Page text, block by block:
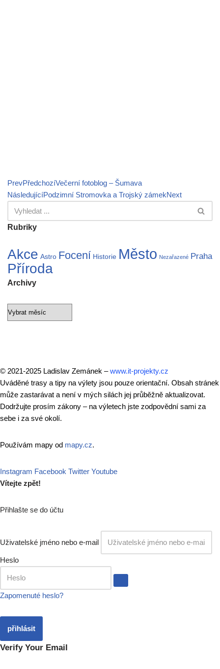
PrevPředchozíVečerní fotoblog – Šumava
NásledujícíPodzimní Stromovka a Trojský zámekNext
Rubriky
Akce Astro Focení Historie Město Nezařazené Praha
Příroda
Archivy
© 2021-2025 Ladislav Zemánek –www.it-projekty.cz
Uváděné trasy a tipy na výlety jsou pouze orientační. Obsah stránek
může zastarávat a není v mých silách jej průběžně aktualizovat.
Dodržujte prosím zákony – na výletech jste zodpovědní sami za
sebe i za své okolí.
Používám mapy od mapy.cz.
Instagram Facebook Twitter Youtube
Vítejte zpět!
Přihlašte se do účtu
Uživatelské jméno nebo e-mail
Heslo
Zapomenuté heslo?
přihlásit
Verify Your Email